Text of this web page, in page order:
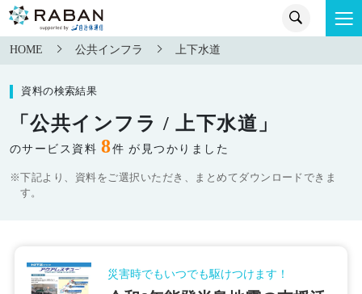
HOME 公共インフラ 上下水道
資料の検索結果
「公共インフラ / 上下水道」
のサービス資料 8件 が見つかりました
※下記より、資料をご選択いただき、まとめてダウンロードできま
す。
災害時でもいつでも駆けつけます！